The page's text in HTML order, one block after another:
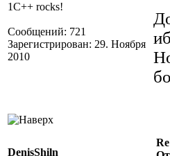
1C++ rocks!
Сообщений: 721
Зарегистрирован: 29. Ноября
2010
DenisShiln